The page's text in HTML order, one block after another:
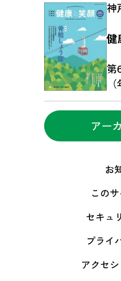
神
健
第
アー
お
この
セキュ
プライ
アクセ